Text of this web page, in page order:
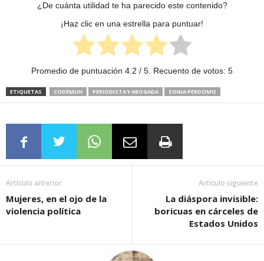
¿De cuánta utilidad te ha parecido este contenido?
¡Haz clic en una estrella para puntuar!
Promedio de puntuación 4.2 / 5. Recuento de votos: 5
ETIQUETAS CODEMUH PERIODISTA Y ABOGADA SONIA PERDOMO
Artículo anterior
Mujeres, en el ojo de la
violencia política
Artículo siguiente
La diáspora invisible:
boricuas en cárceles de
Estados Unidos